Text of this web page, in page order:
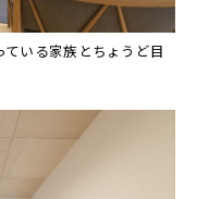
いる家族とちょうど目